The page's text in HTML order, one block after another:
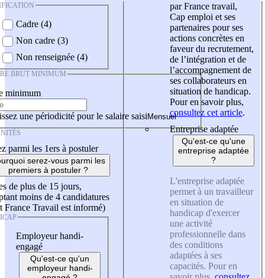
Cadre (4)
Non cadre (3)
Non renseignée (4)
BRUT MINIMUM
minimum
une périodicité pour le salaire saisi
parmi les 1ers à postuler
serez-vous parmi les
premiers à postuler ?
de plus de 15 jours,
moins de 4 candidatures
France Travail est informé)
Employeur handi-
engagé
Qu'est-ce qu'un
employeur handi-
par France travail,
Cap emploi et ses
partenaires pour ses
actions concrètes en
faveur du recrutement,
de l’intégration et de
l’accompagnement de
ses collaborateurs en
situation de handicap.
Pour en savoir plus,
consultez cet article.
Entreprise adaptée
Qu'est-ce qu'une
entreprise adaptée
?
L'entreprise adaptée
permet à un travailleur
en situation de
handicap d'exercer
une activité
professionnelle dans
des conditions
adaptées à ses
capacités. Pour en